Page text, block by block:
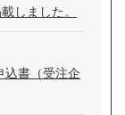
しました。
込書（受注企